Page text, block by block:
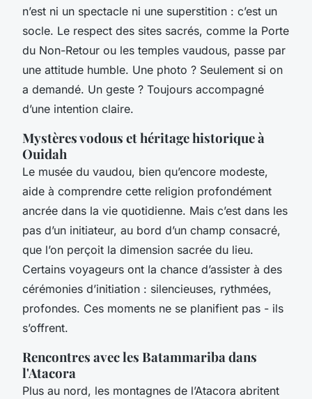
n’est ni un spectacle ni une superstition : c’est un
socle. Le respect des sites sacrés, comme la Porte
du Non-Retour ou les temples vaudous, passe par
une attitude humble. Une photo ? Seulement si on
a demandé. Un geste ? Toujours accompagné
d’une intention claire.
Mystères vodous et héritage historique à
Ouidah
Le musée du vaudou, bien qu’encore modeste,
aide à comprendre cette religion profondément
ancrée dans la vie quotidienne. Mais c’est dans les
pas d’un initiateur, au bord d’un champ consacré,
que l’on perçoit la dimension sacrée du lieu.
Certains voyageurs ont la chance d’assister à des
cérémonies d’initiation : silencieuses, rythmées,
profondes. Ces moments ne se planifient pas - ils
s’offrent.
Rencontres avec les Batammariba dans
l'Atacora
Plus au nord, les montagnes de l’Atacora abritent